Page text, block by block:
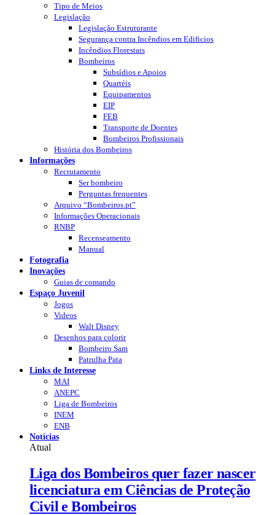
Tipo de Meios
Legislação
Legislação Estruturante
Segurança contra Incêndios em Edificios
Incêndios Florestais
Bombeiros
Subsídios e Apoios
Quartéis
Equipamentos
EIP
FEB
Transporte de Doentes
Bombeiros Profissionais
História dos Bombeiros
Informações
Recrutamento
Ser bombeiro
Perguntas frequentes
Arquivo “Bombeiros.pt”
Informações Operacionais
RNBP
Recenseamento
Manual
Fotografia
Inovações
Guias de comando
Espaço Juvenil
Jogos
Videos
Walt Disney
Desenhos para colorir
Bombeiro Sam
Patrulha Pata
Links de Interesse
MAI
ANEPC
Liga de Bombeiros
INEM
ENB
Notícias
Atual
Liga dos Bombeiros quer fazer nascer
licenciatura em Ciências de Proteção
Civil e Bombeiros